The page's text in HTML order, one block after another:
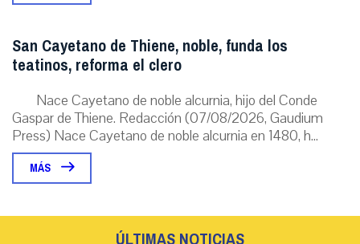
San Cayetano de Thiene, noble, funda los
teatinos, reforma el clero
Nace Cayetano de noble alcurnia, hijo del Conde
Gaspar de Thiene. Redacción (07/08/2026, Gaudium
Press) Nace Cayetano de noble alcurnia en 1480, h...
MÁS